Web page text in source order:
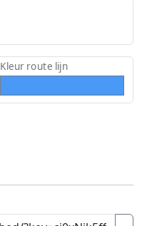
Kleur route lijn